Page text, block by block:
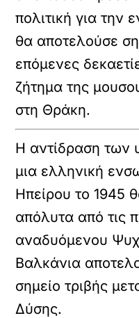
πολιτική για την
θα αποτελούσε
επόμενες
ζήτημα της
στη Θράκη.
Η αντίδραση των
μια ελληνική
Ηπείρου το 1945
απόλυτα από τις
αναδυόμενου
Βαλκάνια
σημείο τριβής
Δύσης.